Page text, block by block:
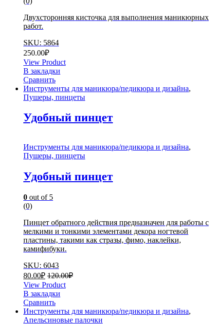
Двухсторонняя кисточка для выполнения маникюрных
работ.
SKU: 5864
250.00₽
View Product
В закладки
Сравнить
Инструменты для маникюра/педикюра и дизайна,
Пушеры, пинцеты
Удобный пинцет
Инструменты для маникюра/педикюра и дизайна,
Пушеры, пинцеты
Удобный пинцет
0 out of 5
(0)
Пинцет обратного действия предназначен для работы с
мелкими и тонкими элементами декора ногтевой
пластины, такими как стразы, фимо, наклейки,
камифибуки.
SKU: 6043
80.00₽ 120.00₽
View Product
В закладки
Сравнить
Инструменты для маникюра/педикюра и дизайна,
Апельсиновые палочки